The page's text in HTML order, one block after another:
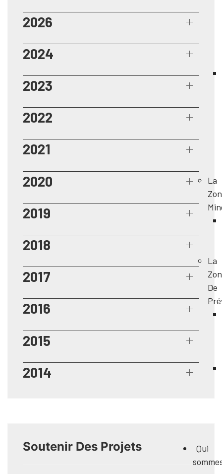
La
La
De
Qui
2026
2024
2023
2022
2021
2020
2019
2018
2017
2016
2015
2014
Soutenir Des Projets